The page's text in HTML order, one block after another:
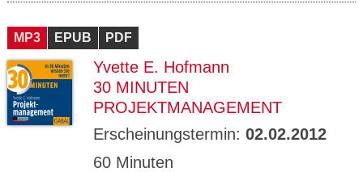
MP3 EPUB PDF
Yvette E. Hofmann
30 MINUTEN
PROJEKTMANAGEMENT
Erscheinungstermin: 02.02.2012
60 Minuten